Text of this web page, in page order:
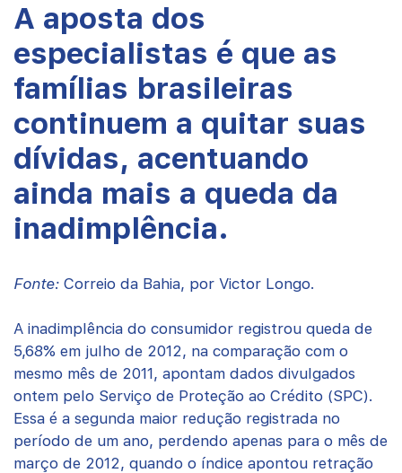
A aposta dos
especialistas é que as
famílias brasileiras
continuem a quitar suas
dívidas, acentuando
ainda mais a queda da
inadimplência.
Fonte: Correio da Bahia, por Victor Longo.
A inadimplência do consumidor registrou queda de
5,68% em julho de 2012, na comparação com o
mesmo mês de 2011, apontam dados divulgados
ontem pelo Serviço de Proteção ao Crédito (SPC).
Essa é a segunda maior redução registrada no
período de um ano, perdendo apenas para o mês de
março de 2012, quando o índice apontou retração